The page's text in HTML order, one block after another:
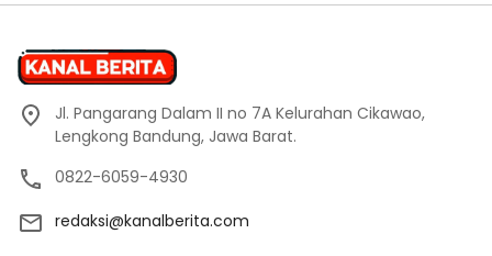
Jl. Pangarang Dalam II no 7A Kelurahan Cikawao,
Lengkong Bandung, Jawa Barat.
0822-6059-4930
redaksi@kanalberita.com